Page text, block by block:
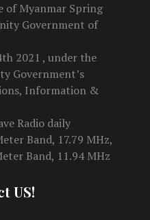
of Myanmar Spring
Government of
2021 , under the
Government’s
Information &
Radio daily
Band, 17.79 MHz,
Band, 11.94 MHz
US!